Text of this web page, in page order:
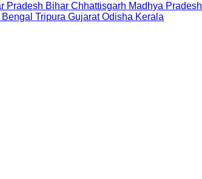
Pradesh Bihar Chhattisgarh Madhya Pradesh
Tripura Gujarat Odisha Kerala